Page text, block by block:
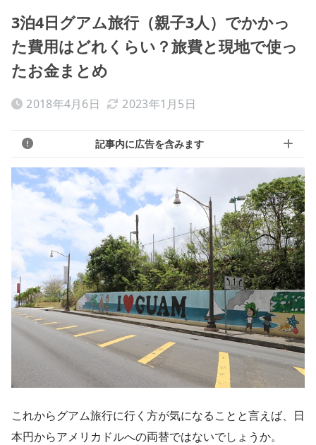
3泊4日グアム旅行（親子3人）でかかっ
た費用はどれくらい？旅費と現地で使っ
たお金まとめ
2018年4月6日 2023年1月5日
記事内に広告を含みます
これからグアム旅行に行く方が気になることと言えば、日
本円からアメリカドルへの両替ではないでしょうか。